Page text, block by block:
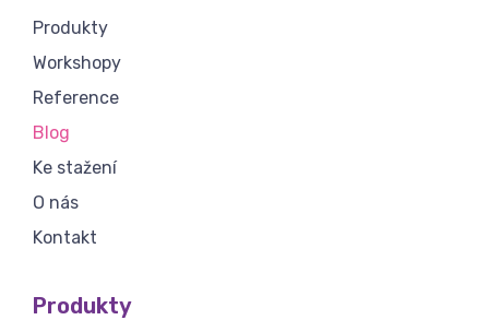
Produkty
Workshopy
Reference
Blog
Ke stažení
O nás
Kontakt
Produkty